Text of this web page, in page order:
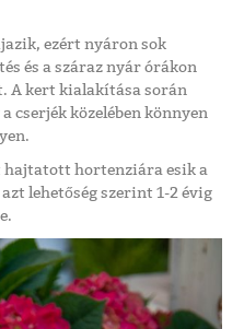
ezért nyáron sok
és a száraz nyár órákon
A kert kialakítása során
cserjék közelében könnyen
hajtatott hortenziára esik a
lehetőség szerint 1-2 évig